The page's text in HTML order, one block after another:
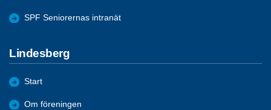
SPF Seniorernas intranät
Lindesberg
Start
Om föreningen